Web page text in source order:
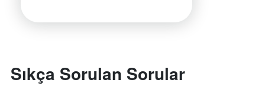
Sıkça Sorulan Sorular